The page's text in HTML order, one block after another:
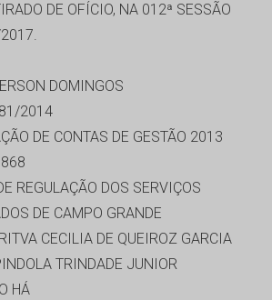
DE OFÍCIO, NA 012ª SESSÃO
DOMINGOS
2014
DE CONTAS DE GESTÃO 2013
REGULAÇÃO DOS SERVIÇOS
DE CAMPO GRANDE
RITVA CECILIA DE QUEIROZ GARCIA
TRINDADE JUNIOR
HÁ